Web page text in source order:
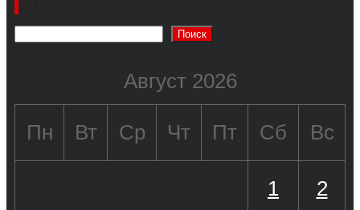
Поиск
Август 2026
Пн Вт Ср Чт Пт Сб Вс
1 2